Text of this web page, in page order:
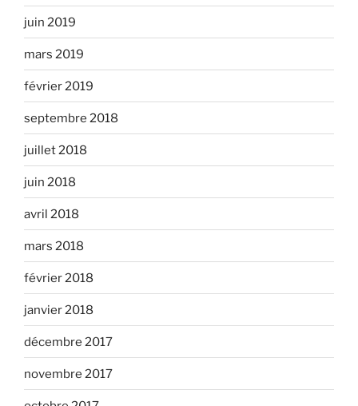
juin 2019
mars 2019
février 2019
septembre 2018
juillet 2018
juin 2018
avril 2018
mars 2018
février 2018
janvier 2018
décembre 2017
novembre 2017